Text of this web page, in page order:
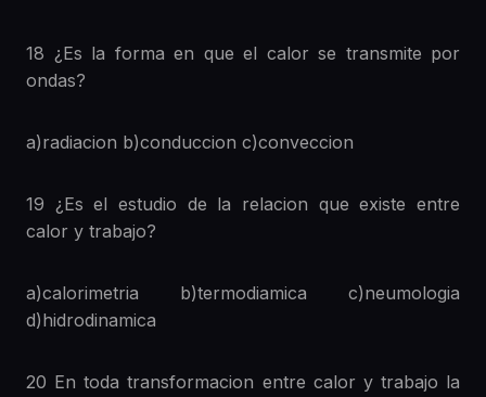
18 ¿Es la forma en que el calor se transmite por
ondas?
a)radiacion b)conduccion c)conveccion
19 ¿Es el estudio de la relacion que existe entre
calor y trabajo?
a)calorimetria b)termodiamica c)neumologia
d)hidrodinamica
20 En toda transformacion entre calor y trabajo la